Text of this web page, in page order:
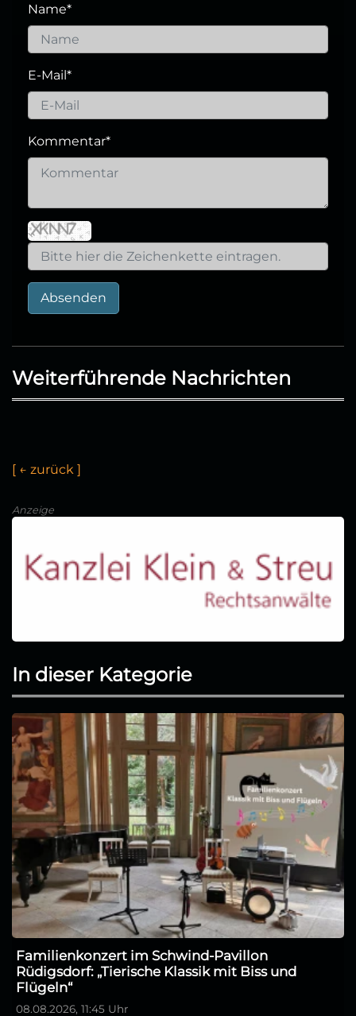
Name*
E-Mail*
Kommentar*
Absenden
Weiterführende Nachrichten
[ ← zu ück ]
Anzeige
In dieser Kategorie
Familienkonzert im Schwind-Pavillon
Rüdigsdorf: „Tierische Klassik mit Biss und
Flügeln“
08.08.2026, 11:45 Uhr